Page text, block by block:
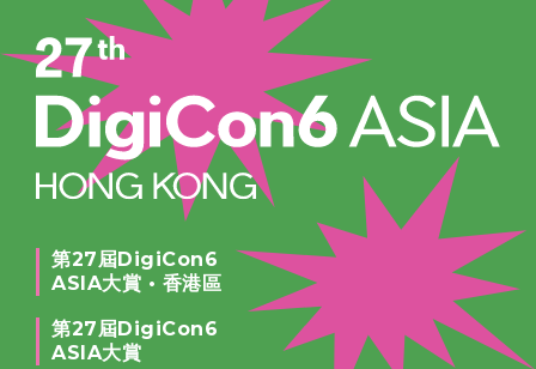
第27屆DigiCon6
ASIA大賞 • 香港區
第27屆DigiCon6
ASIA大賞